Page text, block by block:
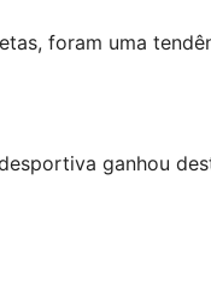
foram uma
ganhou